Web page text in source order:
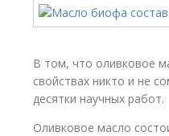
В том, что оливковое
свойствах никто и не
десятки научных работ.
Оливковое масло